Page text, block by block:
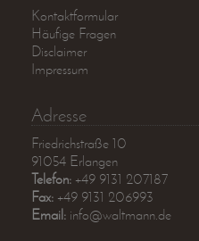
Kontaktformular
Häufige Fragen
Disclaimer
Impressum
Adresse
Friedrichstraße 10
91054 Erlangen
Telefon: +49 9131 207187
Fax: +49 9131 206993
Email: info@waltmann.de